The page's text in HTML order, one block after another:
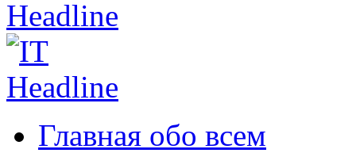
Главная обо всем